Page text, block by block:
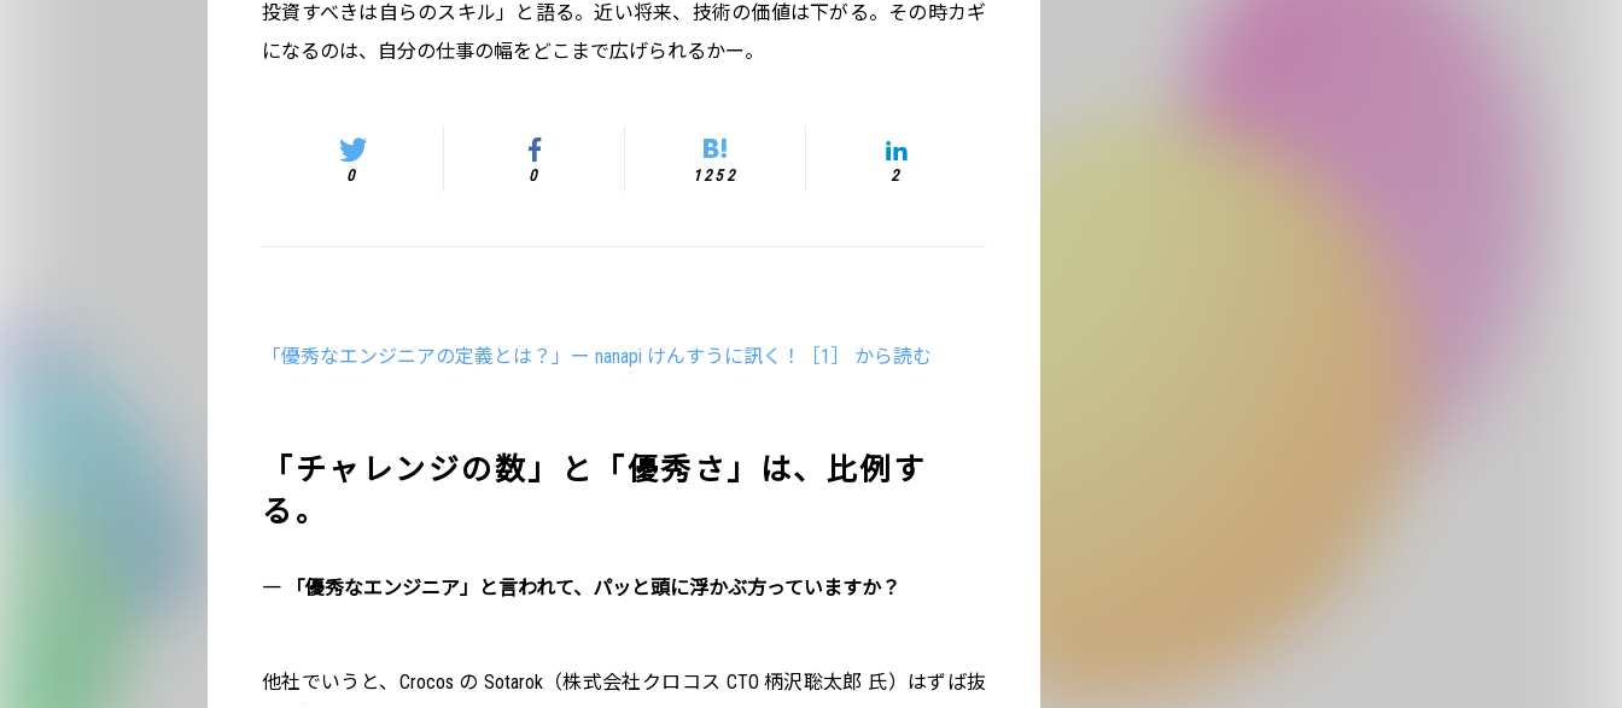
投資すべきは自らのスキル」と語る。近い将来、技術の価値は下がる。その時カギ
になるのは、自分の仕事の幅をどこまで広げられるかー。
0 0 1252 2
「優秀なエンジニアの定義とは？」ー nanapi けんすうに訊く！［1］ から読む
「チャレンジの数」と「優秀さ」は、比例す
る。
― 「優秀なエンジニア」と言われて、パッと頭に浮かぶ方っていますか？
他社でいうと、Crocos の Sotarok（株式会社クロコス CTO 柄沢聡太郎 氏）はずば抜